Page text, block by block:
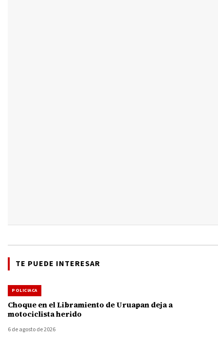
TE PUEDE INTERESAR
POLICIACA
Choque en el Libramiento de Uruapan deja a
motociclista herido
6 de agosto de 2026